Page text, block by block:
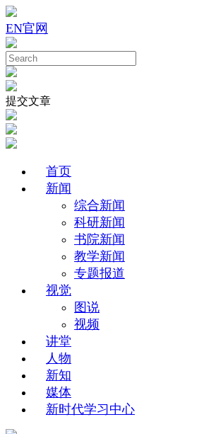
EN官网
提交文章
首页
新闻
综合新闻
科研新闻
书院新闻
教学新闻
专题报道
视觉
图说
视频
讲堂
人物
新知
媒体
新时代学习中心